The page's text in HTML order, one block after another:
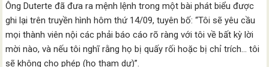
Ông Duterte đã đưa ra mệnh lệnh trong một bài phát biểu được
ghi lại trên truyền hình hôm thứ 14/09, tuyên bố: “Tôi sẽ yêu cầu
mọi thành viên nội các phải báo cáo rõ ràng với tôi về bất kỳ lời
mời nào, và nếu tôi nghĩ rằng họ bị quấy rối hoặc bị chỉ trích… tôi
sẽ không cho phép (họ tham dự)”.